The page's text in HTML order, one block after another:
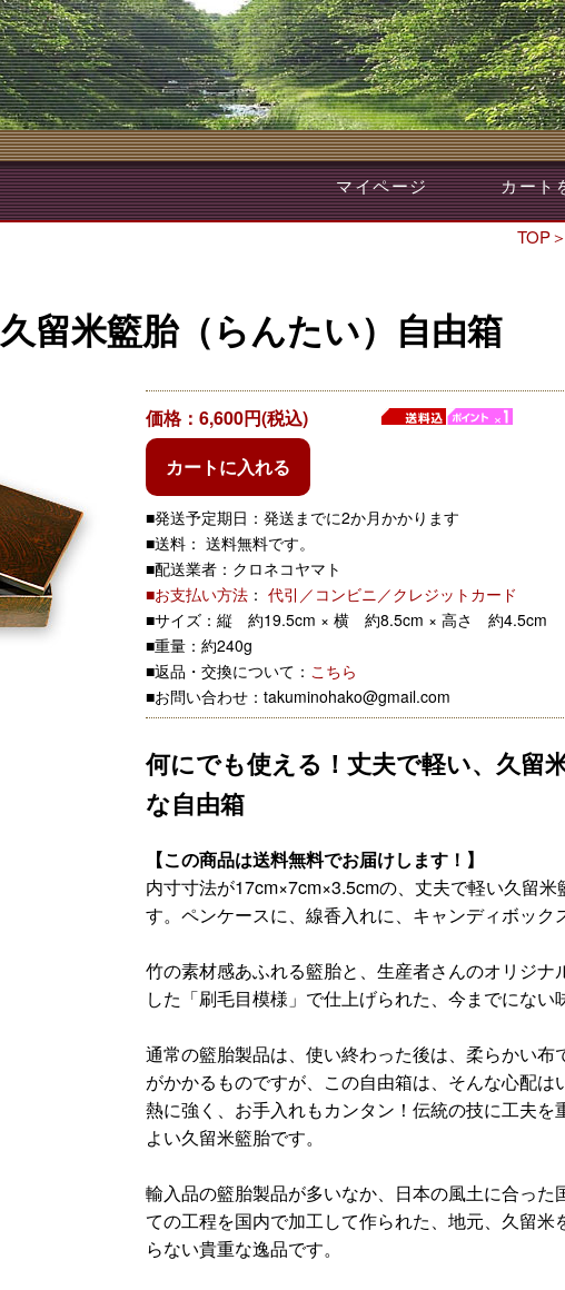
マイページ
カート
TOP＞
久留米籃胎（らんたい）自由箱
価格：6,600円(税込)
カートに入れる
■発送予定期日： 発送までに2か月かかります
■送料： 送料無料です。
■配送業者：クロネコヤマト
■お支払い方法 ： 代引／コンビニ／クレジットカード
■サイズ：縦 約19.5cm × 横 約8.5cm × 高さ 約4.5cm
■重量：約240g
■返品・交換について： こちら
■お問い合わせ：takuminohako@gmail.com
何にでも使える！丈夫で軽い、久留
な自由箱
【この商品は送料無料でお届けします！】
内寸寸法が17cm×7cm×3.5cmの、丈夫で軽い久留
す。ペンケースに、線香入れに、キャンディボック
竹の素材感あふれる籃胎と、生産者さんのオリジナ
した「刷毛目模様」で仕上げられた、今までにない
通常の籃胎製品は、使い終わった後は、柔らかい布
がかかるものですが、この自由箱は、そんな心配は
熱に強く、お手入れもカンタン！伝統の技に工夫を
よい久留米籃胎です。
輸入品の籃胎製品が多いなか、日本の風土に合った
ての工程を国内で加工して作られた、地元、久留米
らない貴重な逸品です。